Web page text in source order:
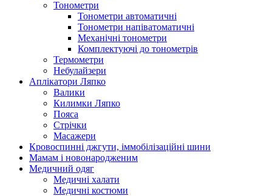
Тонометри
Тонометри автоматичні
Тонометри напіватоматичні
Механічні тонометри
Комплектуючі до тонометрів
Термометри
Небулайзери
Аплікатори Ляпко
Валики
Килимки Ляпко
Пояса
Стрічки
Масажери
Кровоспинні джгути, іммобілізаційні шини
Мамам і новонародженим
Медичний одяг
Медичні халати
Медичні костюми